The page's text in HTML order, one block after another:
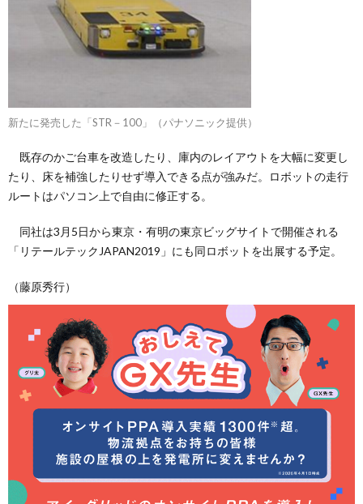
新たに発売した「STR－100」（パナソニック提供）
既存のかご台車を改造したり、庫内のレイアウトを大幅に変更し
たり、床を補強したりせず導入できる点が強みだ。ロボットの走行
ルートはパソコン上で自由に修正する。
同社は3月5日から東京・有明の東京ビッグサイトで開催される
「リテールテックJAPAN2019」にも同ロボットを出展する予定。
（藤原秀行）